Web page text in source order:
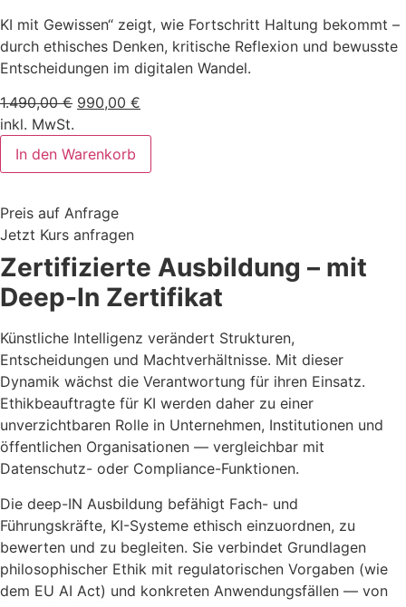
KI mit Gewissen“ zeigt, wie Fortschritt Haltung bekommt –
durch ethisches Denken, kritische Reflexion und bewusste
Entscheidungen im digitalen Wandel.
1.490,00€ Ursprünglicher
990,00 €
990,00 €.
inkl. MwSt.
KI
mit
Gewissen.
Verantwortung
tragen.
Menge
In den Warenkorb
Preis auf Anfrage
Jetzt Kurs anfragen
Zertifizierte Ausbildung – mit
Deep-In Zertifikat
Künstliche Intelligenz verändert Strukturen,
Entscheidungen und Machtverhältnisse. Mit dieser
Dynamik wächst die Verantwortung für ihren Einsatz.
Ethikbeauftragte für KI werden daher zu einer
unverzichtbaren Rolle in Unternehmen, Institutionen und
öffentlichen Organisationen — vergleichbar mit
Datenschutz- oder Compliance-Funktionen.
Die deep-IN Ausbildung befähigt Fach- und
Führungskräfte, KI-Systeme ethisch einzuordnen, zu
bewerten und zu begleiten. Sie verbindet Grundlagen
philosophischer Ethik mit regulatorischen Vorgaben (wie
dem EU AI Act) und konkreten Anwendungsfällen — von